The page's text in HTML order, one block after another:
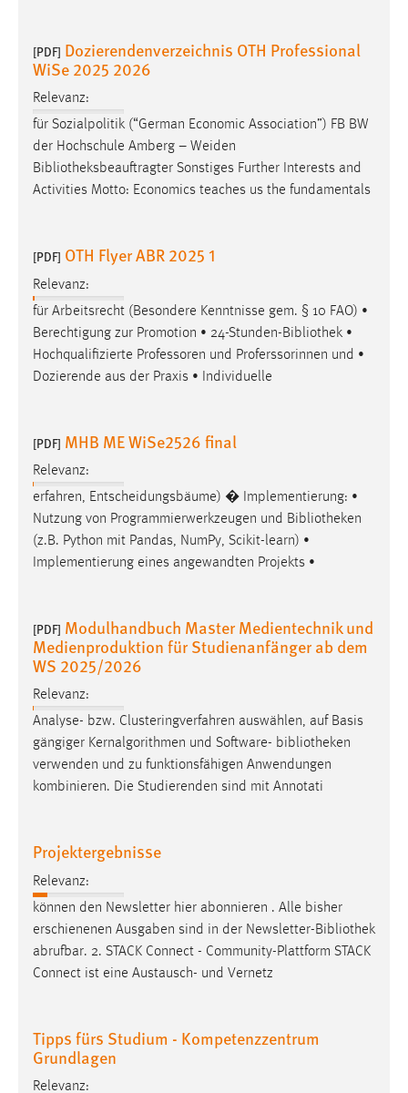
[PDF] Dozierendenverzeichnis OTH Professional
WiSe 2025 2026
Relevanz:
für Sozialpolitik (“German Economic Association”) FB BW
der Hochschule Amberg – Weiden
Bibliotheksbeauftragter Sonstiges Further Interests and
Activities Motto: Economics teaches us the fundamentals
[PDF] OTH Flyer ABR 2025 1
Relevanz:
für Arbeitsrecht (Besondere Kenntnisse gem. § 10 FAO) •
Berechtigung zur Promotion • 24-Stunden-Bibliothek •
Hochqualifizierte Professoren und Proferssorinnen und •
Dozierende aus der Praxis • Individuelle
[PDF] MHB ME WiSe2526 final
Relevanz:
erfahren, Entscheidungsbäume) � Implementierung: •
Nutzung von Programmierwerkzeugen und Bibliotheken
(z.B. Python mit Pandas, NumPy, Scikit-learn) •
Implementierung eines angewandten Projekts •
[PDF] Modulhandbuch Master Medientechnik und
Medienproduktion für Studienanfänger ab dem
WS 2025/2026
Relevanz:
Analyse- bzw. Clusteringverfahren auswählen, auf Basis
gängiger Kernalgorithmen und Software- bibliotheken
verwenden und zu funktionsfähigen Anwendungen
kombinieren. Die Studierenden sind mit Annotati
Projektergebnisse
Relevanz:
können den Newsletter hier abonnieren . Alle bisher
erschienenen Ausgaben sind in der Newsletter-Bibliothek
abrufbar. 2. STACK Connect - Community-Plattform STACK
Connect ist eine Austausch- und Vernetz
Tipps fürs Studium - Kompetenzzentrum
Grundlagen
Relevanz:
Chat
Name:
chat-frame-style-5e9dbeb1811c0446
Zweck:
MibewSessionID, mibew-chat-frame-style-
5e9dbeb1811c0446 = Sitzungslaufzeit, mibew_locale = 3
Jahre, MIBEW_UserID = 1 Jahr
Login
Zweck:
einloggen zu können.
Cookie Laufzeit:
24 Stunden
Statistik Cookies erfassen Informationen anonym.
Diese Informationen helfen uns zu verstehen, wie
Matomo
Name:
_pk_ref, _pk_cvar, _pk_id, _pk_ses
Max. 13 Monate
MARKETING
Sie tun dies, indem sie Besucher über Websites
hinweg verfolgen.